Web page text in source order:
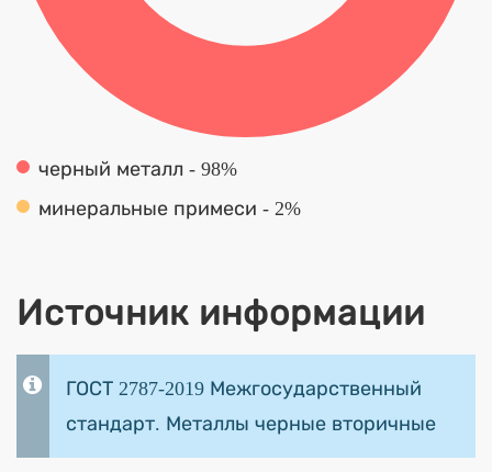
черный металл - 98%
минеральные примеси - 2%
Источник информации
ГОСТ 2787-2019 Межгосударственный
стандарт. Металлы черные вторичные